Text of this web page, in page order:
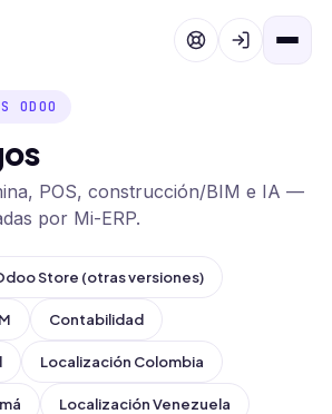
ODOO
POS, construcción/BIM e IA —
por Mi-ERP.
Store (otras versiones)
Contabilidad
Localización Colombia
Localización Venezuela